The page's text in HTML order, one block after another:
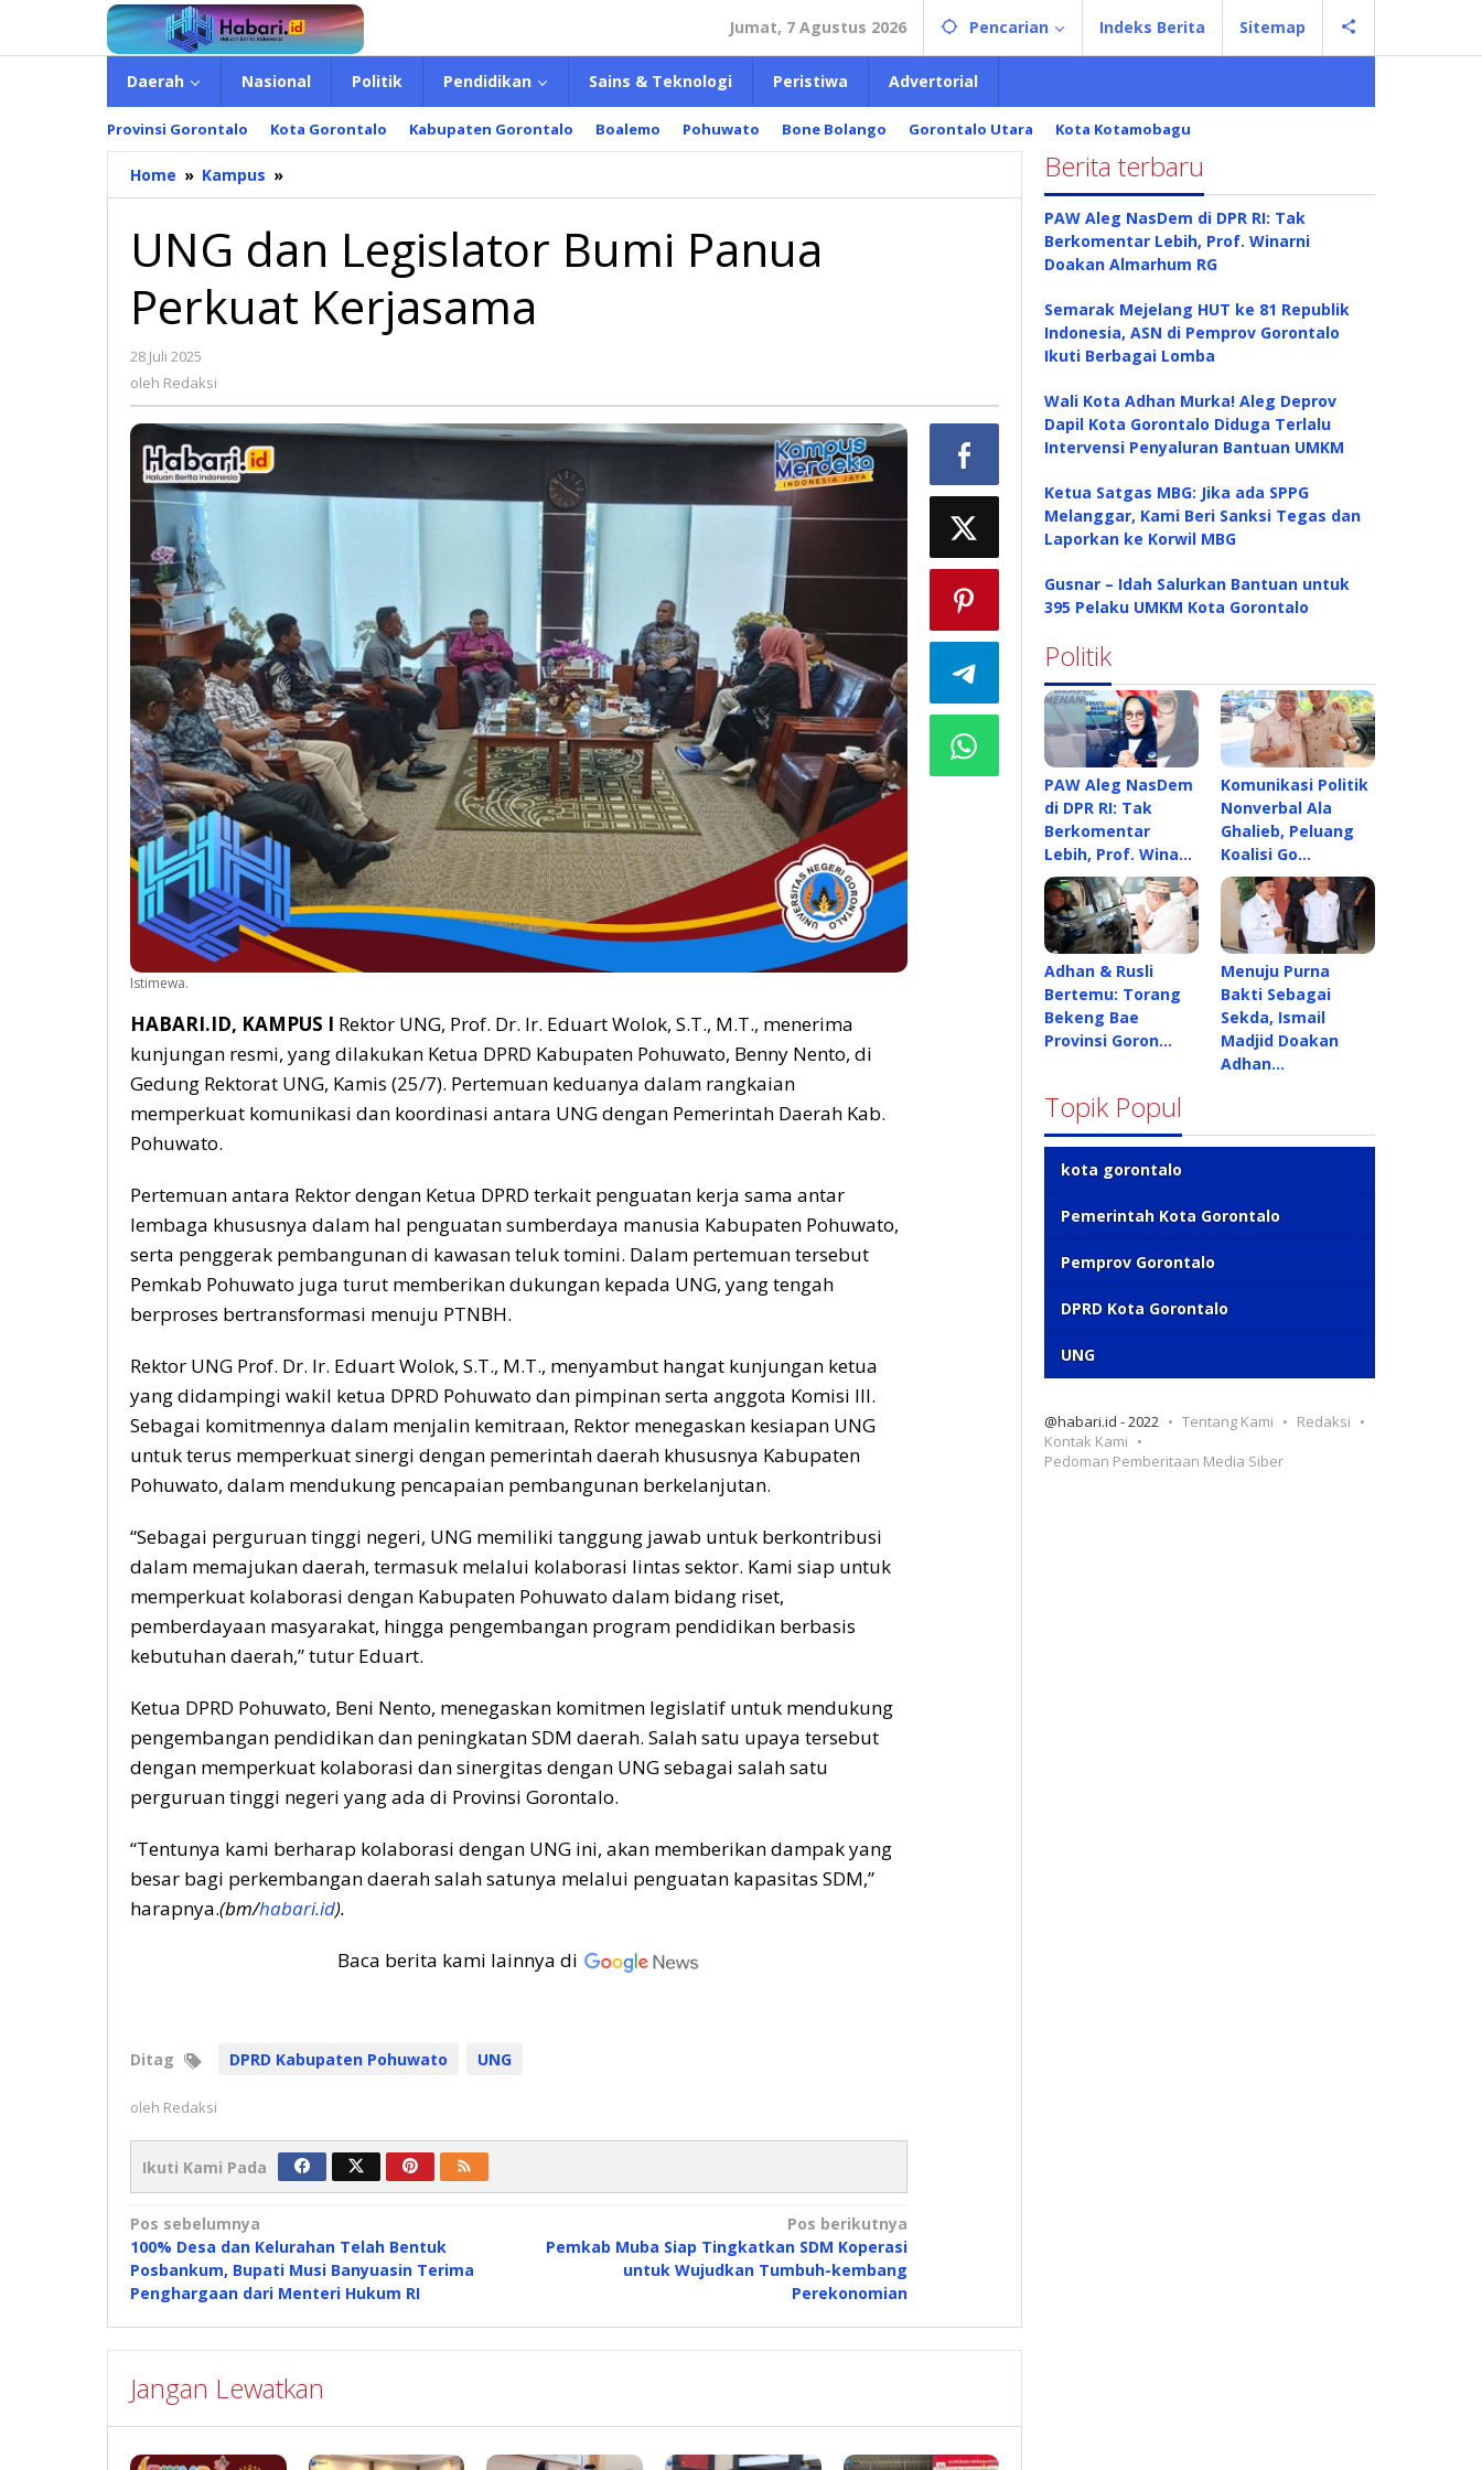
konten
Jumat, 7 Agustus 2026 Pencarian Indeks Berita Sitemap
Daerah Nasional Politik Pendidikan Sains & Teknologi Peristiwa Advertorial
Provinsi Gorontalo Kota Gorontalo Kabupaten Gorontalo Boalemo Pohuwato Bone Bolango Gorontalo Utara Kota Kotamobagu
Home » Kampus »
dan
Bumi
Panua
Perkuat
Kerjasama
UNG dan Legislator Bumi Panua
Perkuat Kerjasama
28 Juli 2025
Redaksi
oleh Redaksi
Istimewa.
HABARI.ID, KAMPUS I Rektor UNG, Prof. Dr. Ir. Eduart Wolok, S.T., M.T., menerima
kunjungan resmi, yang dilakukan Ketua DPRD Kabupaten Pohuwato, Benny Nento, di
Gedung Rektorat UNG, Kamis (25/7). Pertemuan keduanya dalam rangkaian
memperkuat komunikasi dan koordinasi antara UNG dengan Pemerintah Daerah Kab.
Pohuwato.
Pertemuan antara Rektor dengan Ketua DPRD terkait penguatan kerja sama antar
lembaga khususnya dalam hal penguatan sumberdaya manusia Kabupaten Pohuwato,
serta penggerak pembangunan di kawasan teluk tomini. Dalam pertemuan tersebut
Pemkab Pohuwato juga turut memberikan dukungan kepada UNG, yang tengah
berproses bertransformasi menuju PTNBH.
Rektor UNG Prof. Dr. Ir. Eduart Wolok, S.T., M.T., menyambut hangat kunjungan ketua
yang didampingi wakil ketua DPRD Pohuwato dan pimpinan serta anggota Komisi III.
Sebagai komitmennya dalam menjalin kemitraan, Rektor menegaskan kesiapan UNG
untuk terus memperkuat sinergi dengan pemerintah daerah khususnya Kabupaten
Pohuwato, dalam mendukung pencapaian pembangunan berkelanjutan.
“Sebagai perguruan tinggi negeri, UNG memiliki tanggung jawab untuk berkontribusi
dalam memajukan daerah, termasuk melalui kolaborasi lintas sektor. Kami siap untuk
memperkuat kolaborasi dengan Kabupaten Pohuwato dalam bidang riset,
pemberdayaan masyarakat, hingga pengembangan program pendidikan berbasis
kebutuhan daerah,” tutur Eduart.
Ketua DPRD Pohuwato, Beni Nento, menegaskan komitmen legislatif untuk mendukung
pengembangan pendidikan dan peningkatan SDM daerah. Salah satu upaya tersebut
dengan memperkuat kolaborasi dan sinergitas dengan UNG sebagai salah satu
perguruan tinggi negeri yang ada di Provinsi Gorontalo.
“Tentunya kami berharap kolaborasi dengan UNG ini, akan memberikan dampak yang
besar bagi perkembangan daerah salah satunya melalui penguatan kapasitas SDM,”
harapnya.(bm/habari.id).
Baca berita kami lainnya di
Ditag DPRD Kabupaten Pohuwato UNG
oleh Redaksi
Ikuti Kami Pada
Navigasi
pos
Pos sebelumnya
100% Desa dan Kelurahan Telah Bentuk
Posbankum, Bupati Musi Banyuasin Terima
Penghargaan dari Menteri Hukum RI
Pos berikutnya
Pemkab Muba Siap Tingkatkan SDM Koperasi
untuk Wujudkan Tumbuh-kembang
Perekonomian
Jangan Lewatkan
Berita terbaru
PAW Aleg NasDem di DPR RI: Tak
Berkomentar Lebih, Prof. Winarni
Doakan Almarhum RG
Semarak Mejelang HUT ke 81 Republik
Indonesia, ASN di Pemprov Gorontalo
Ikuti Berbagai Lomba
Wali Kota Adhan Murka! Aleg Deprov
Dapil Kota Gorontalo Diduga Terlalu
Intervensi Penyaluran Bantuan UMKM
Ketua Satgas MBG: Jika ada SPPG
Melanggar, Kami Beri Sanksi Tegas dan
Laporkan ke Korwil MBG
Gusnar – Idah Salurkan Bantuan untuk
395 Pelaku UMKM Kota Gorontalo
Politik
PAW Aleg NasDem
di DPR RI: Tak
Berkomentar
Lebih, Prof. Wina…
Komunikasi Politik
Nonverbal Ala
Ghalieb, Peluang
Koalisi Go…
Adhan & Rusli
Bertemu: Torang
Bekeng Bae
Provinsi Goron…
Menuju Purna
Bakti Sebagai
Sekda, Ismail
Madjid Doakan
Adhan…
Topik Popul
kota gorontalo
Pemerintah Kota Gorontalo
Pemprov Gorontalo
DPRD Kota Gorontalo
UNG
@habari.id - 2022 Tentang Kami
Redaksi
Kontak Kami
Pedoman Pemberitaan Media Siber